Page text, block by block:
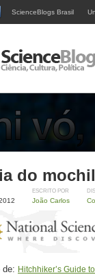
ScienceBlogs Brasil
do
ESCRITO POR
João Carlos
de: Hitchhiker’s Guide